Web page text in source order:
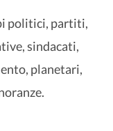
politici, partiti,
sindacati,
planetari,